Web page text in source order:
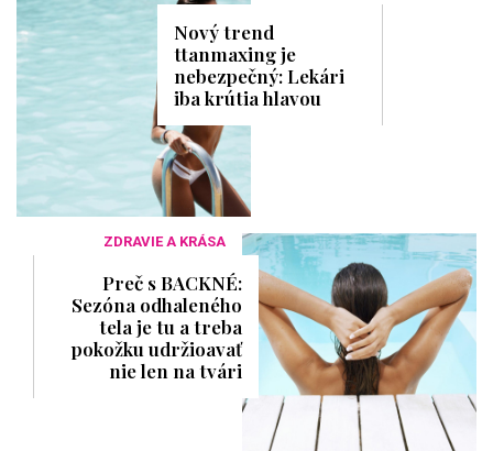
Nový trend
ttanmaxing je
nebezpečný: Lekári
iba krútia hlavou
ZDRAVIE A KRÁSA
Preč s BACKNÉ:
Sezóna odhaleného
tela je tu a treba
pokožku udržioavať
nie len na tvári